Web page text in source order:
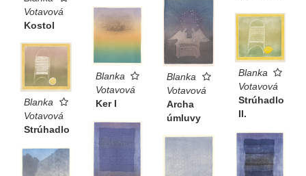
Votavová
Kostol
Blanka
Votavová
Archa
úmluvy
Blanka
Votavová
Ker I
Blanka
Votavová
Strúhadlo
II.
Blanka
Votavová
Strúhadlo